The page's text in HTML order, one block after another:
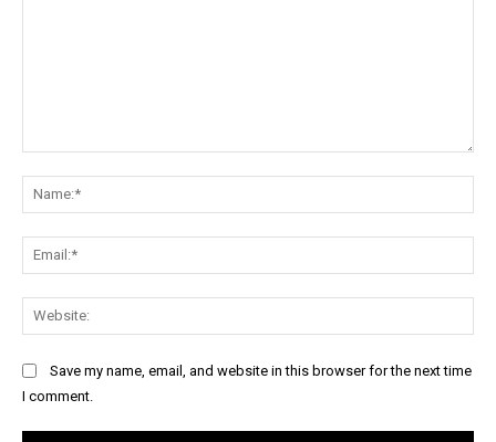
Save my name, email, and website in this browser for the next time
I comment.